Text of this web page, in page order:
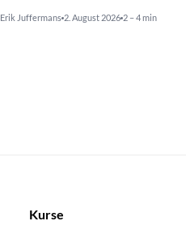
Erik Juffermans 2. August 2026 2 – 4 min
Kurse